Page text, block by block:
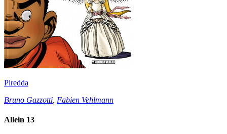
Piredda
Bruno Gazzotti Fabien Vehlmann
Allein 13